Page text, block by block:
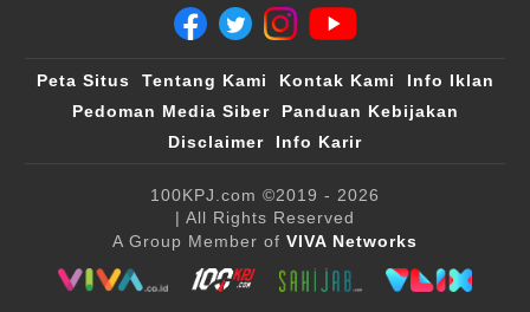
Peta Situs Tentang Kami Kontak Kami
Info Iklan
Pedoman Media Siber
Panduan Kebijakan
Disclaimer
Info Karir
100KPJ.com ©2019 - 2026
| All Rights Reserved
A Group Member of VIVA Networks